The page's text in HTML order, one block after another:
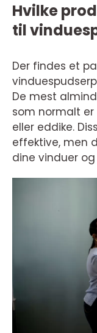
Hvilke
til
Der findes et
De mest
som normalt
eller eddike.
effektive, men
dine vinduer